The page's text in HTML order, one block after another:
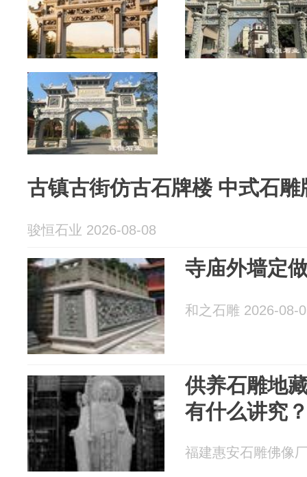
古镇古街仿古石牌楼 中式石
骏恒石业 2026-08-08
寺庙外墙定
和之石雕 2026-08-
供养石雕地
有什么讲究
福建惠安石雕佛像